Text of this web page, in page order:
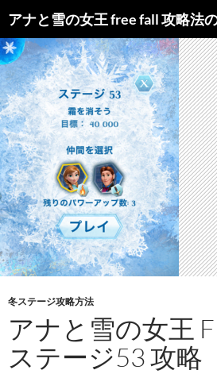
アナと雪の女王 free fall 攻略法
索
ン
テ
ン
ツ
へ
ス
キ
ッ
プ
冬ステージ攻略方法
アナと雪の女王
ステージ53 攻略